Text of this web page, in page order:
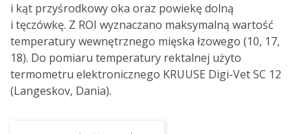
i kąt przyśrodkowy oka oraz powiekę dolną
i tęczówkę. Z ROI wyznaczano maksymalną wartość
temperatury wewnętrznego mięska łzowego (10, 17,
18). Do pomiaru temperatury rektalnej użyto
termometru elektronicznego KRUUSE Digi-Vet SC 12
(Langeskov, Dania).